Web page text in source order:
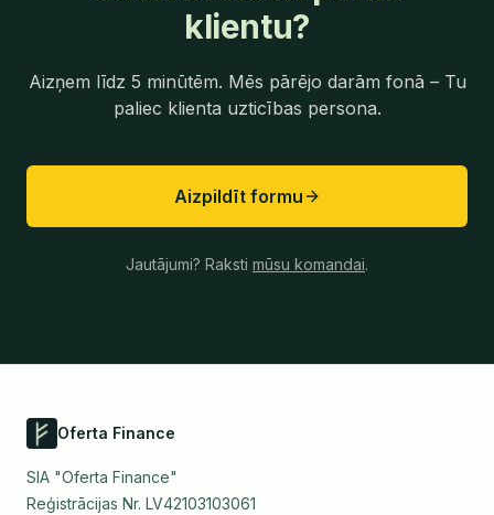
klientu?
Aizņem līdz 5 minūtēm. Mēs pārējo darām fonā – Tu
paliec klienta uzticības persona.
Aizpildīt formu
Jautājumi? Raksti mūsu komandai.
Oferta Finance
SIA "Oferta Finance"
Reģistrācijas Nr. LV42103103061